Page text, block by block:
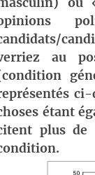
au
étant
plus de